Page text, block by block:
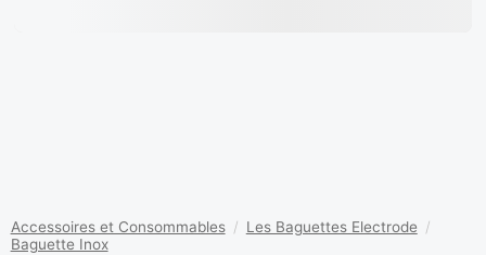
Accessoires et Consommables / Les Baguettes Electrode /
Baguette Inox